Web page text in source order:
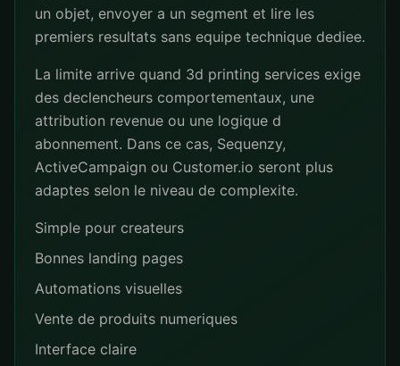
un objet, envoyer a un segment et lire les
premiers resultats sans equipe technique dediee.
La limite arrive quand 3d printing services exige
des declencheurs comportementaux, une
attribution revenue ou une logique d
abonnement. Dans ce cas, Sequenzy,
ActiveCampaign ou Customer.io seront plus
adaptes selon le niveau de complexite.
Simple pour createurs
Bonnes landing pages
Automations visuelles
Vente de produits numeriques
Interface claire